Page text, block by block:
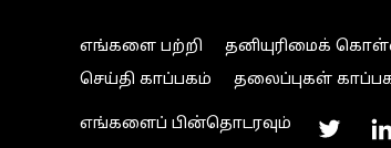
எங்களை பற்றி தனியுரிமைக்
செய்தி காப்பகம்
தலைப்புகள்
எங்களைப் பின்தொடரவும்